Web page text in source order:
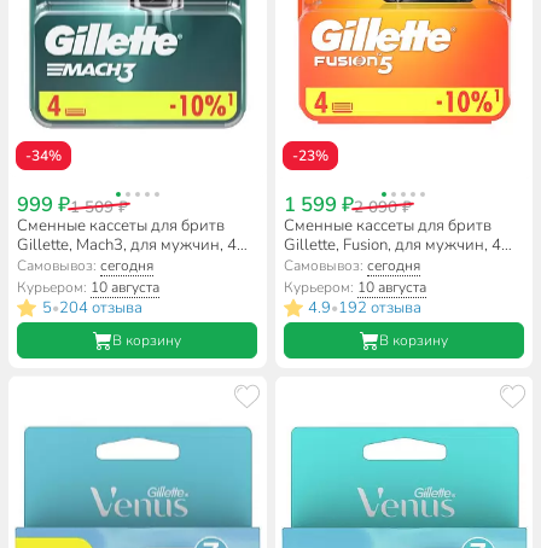
-34%
999 ₽1 509 ₽
Сменные кассеты для бритв
Gillette, Mach3, для мужчин, 4
шт
Самовывоз:сегодня
Курьером: 10 августа
5•204 отзыва
В корзину
-23%
1 599 ₽2 090 ₽
Сменные кассеты для бритв
Gillette, Fusion, для мужчин, 4
шт, 81372251
Самовывоз: сегодня
Курьером: 10 августа
4.9•192 отзыва
В корзину